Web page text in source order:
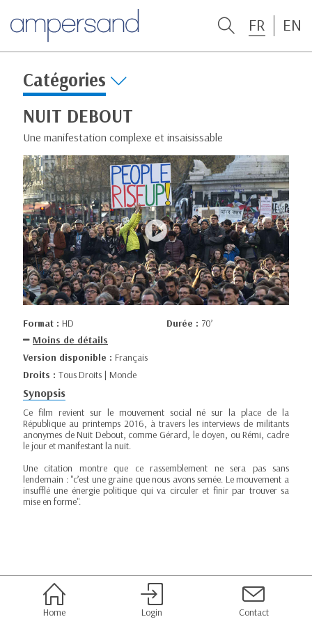
FR EN
Catégories
NUIT DEBOUT
Une manifestation complexe et insaisissable
Format : HD Durée : 70’
Moins de détails
Version disponible : Français
Droits : Tous Droits | Monde
Synopsis
Ce film revient sur le mouvement social né sur la place de la
République au printemps 2016, à travers les interviews de militants
anonymes de Nuit Debout, comme Gérard, le doyen, ou Rémi, cadre
le jour et manifestant la nuit.
Une citation montre que ce rassemblement ne sera pas sans
lendemain : "c’est une graine que nous avons semée. Le mouvement a
insufflé une énergie politique qui va circuler et finir par trouver sa
mise en forme".
Home Login Contact